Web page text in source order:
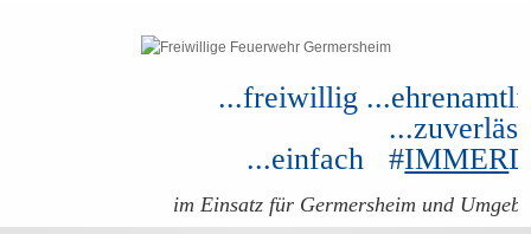
...freiwillig
...einfach #IMMER
im Einsatz für Germersheim und